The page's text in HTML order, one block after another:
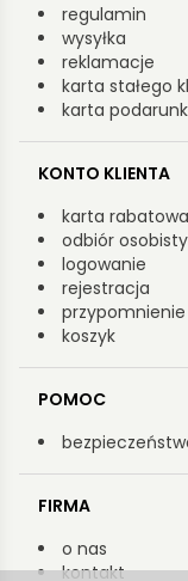
regulamin
wysyłka
reklamacje
karta stałego
karta
KONTO KLIENTA
karta rabatowa
odbiór
logowanie
rejestracja
przypomnienie
koszyk
POMOC
FIRMA
o nas
kontakt